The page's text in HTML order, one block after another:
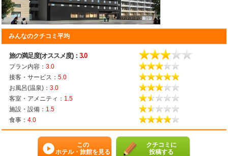
みんなのクチコミ平均
旅の満足度(オススメ度)： 3.0
プラン内容： 3.0
接客・サービス： 5.0
お風呂(温泉)： 3.0
客室・アメニティ： 1.5
施設・設備： 1.5
食事： 4.0
この
ホテル・旅館を見る
クチコミに
投稿する